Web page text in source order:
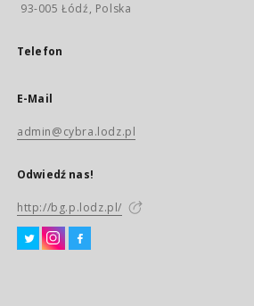
93-005 Łódź, Polska
Telefon
E-Mail
admin@cybra.lodz.pl
Odwiedź nas!
http://bg.p.lodz.pl/